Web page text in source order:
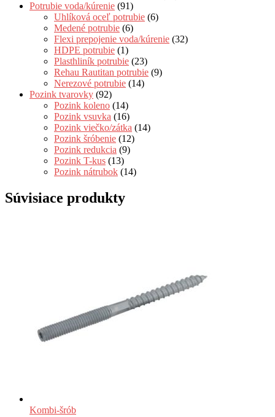
Potrubie voda/kúrenie (91)
Uhlíková oceľ potrubie (6)
Medené potrubie (6)
Flexi prepojenie voda/kúrenie (32)
HDPE potrubie (1)
Plasthliník potrubie (23)
Rehau Rautitan potrubie (9)
Nerezové potrubie (14)
Pozink tvarovky (92)
Pozink koleno (14)
Pozink vsuvka (16)
Pozink viečko/zátka (14)
Pozink šróbenie (12)
Pozink redukcia (9)
Pozink T-kus (13)
Pozink nátrubok (14)
Súvisiace produkty
Kombi-šrób